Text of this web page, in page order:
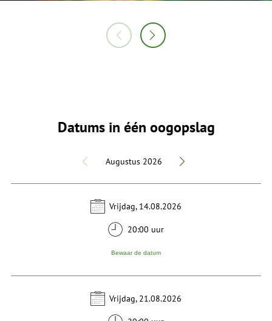
Datums in één oogopslag
Augustus 2026
Vrijdag, 14.08.2026
20:00 uur
Bewaar de datum
Vrijdag, 21.08.2026